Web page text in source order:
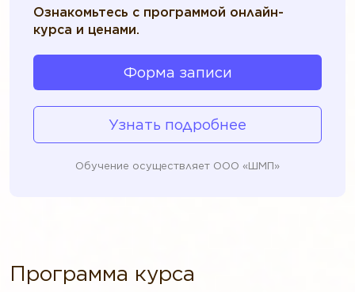
Ознакомьтесь с программой онлайн-
курса и ценами.
Форма записи
Узнать подробнее
Обучение осуществляет ООО «ШМП»
Программа курса